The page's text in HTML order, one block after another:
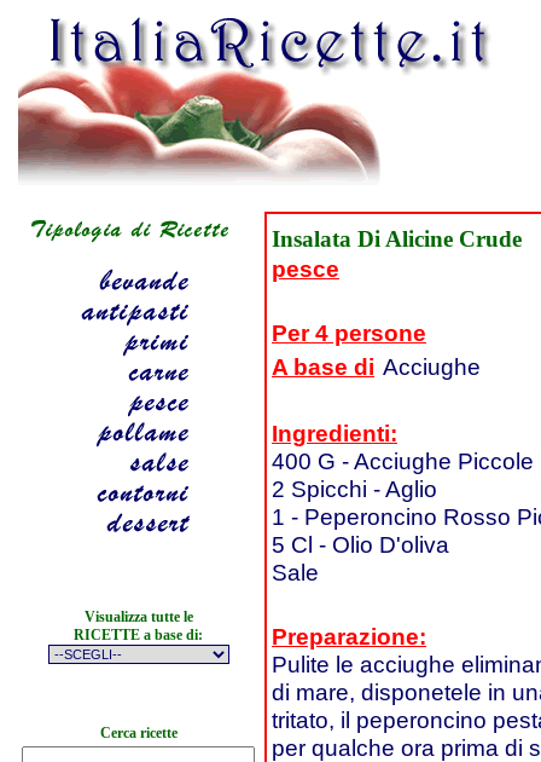
Visualizza tutte le
RICETTE a base di:
Cerca ricette
Insalata Di Alicine Crude
pesce
Per 4 persone
A base di Acciughe
Ingredienti:
400 G - Acciughe Piccole
2 Spicchi - Aglio
1 - Peperoncino Rosso
5 Cl - Olio D'oliva
Sale
Preparazione:
Pulite le acciughe
di mare, disponetele in
tritato, il peperoncino
per qualche ora prima di